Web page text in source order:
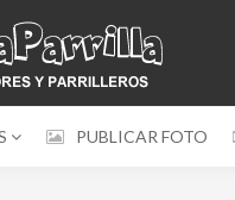
PUBLICAR FOTO